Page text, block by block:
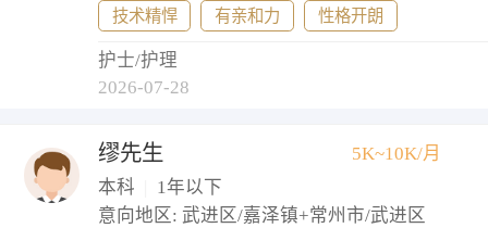
技术精悍 有亲和力 性格开朗
护士/护理
2026-07-28
缪先生
5K~10K/月
本科
1年以下
意向地区: 武进区/嘉泽镇+常州市/武进区